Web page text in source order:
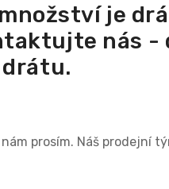
je
nás -
prosím. Náš prodejní